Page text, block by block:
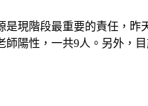
是現階段最重要的責任，昨
師陽性，一共9人。另外，